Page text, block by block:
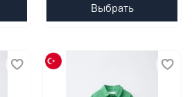
Выбрать